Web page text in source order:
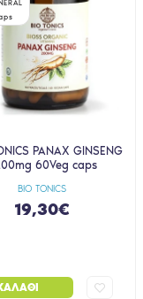
BIO TONICS
PANAX GINSENG
60Veg caps
19,30€
ΚΑΛΆΘΙ